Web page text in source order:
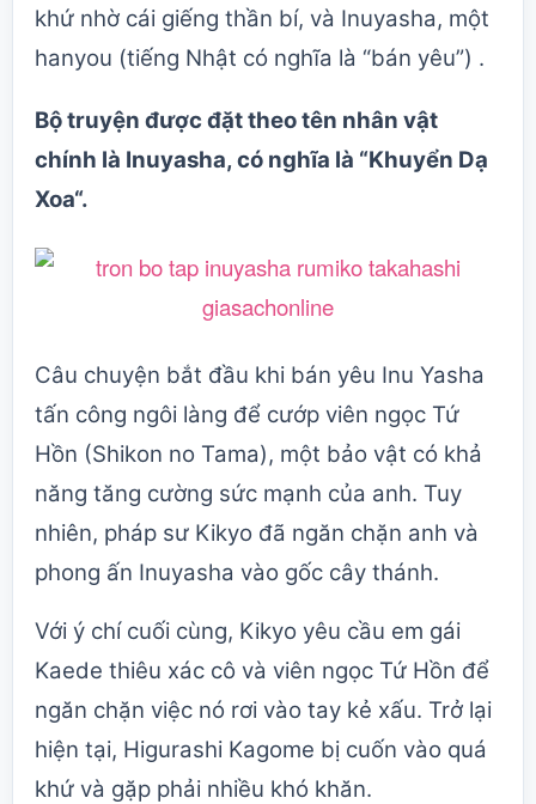
khứ nhờ cái giếng thần bí, và Inuyasha, một
hanyou (tiếng Nhật có nghĩa là “bán yêu”) .
Bộ truyện được đặt theo tên nhân vật
chính là Inuyasha, có nghĩa là “Khuyển Dạ
Xoa“.
Câu chuyện bắt đầu khi bán yêu Inu Yasha
tấn công ngôi làng để cướp viên ngọc Tứ
Hồn (Shikon no Tama), một bảo vật có khả
năng tăng cường sức mạnh của anh. Tuy
nhiên, pháp sư Kikyo đã ngăn chặn anh và
phong ấn Inuyasha vào gốc cây thánh.
Với ý chí cuối cùng, Kikyo yêu cầu em gái
Kaede thiêu xác cô và viên ngọc Tứ Hồn để
ngăn chặn việc nó rơi vào tay kẻ xấu. Trở lại
hiện tại, Higurashi Kagome bị cuốn vào quá
khứ và gặp phải nhiều khó khăn.